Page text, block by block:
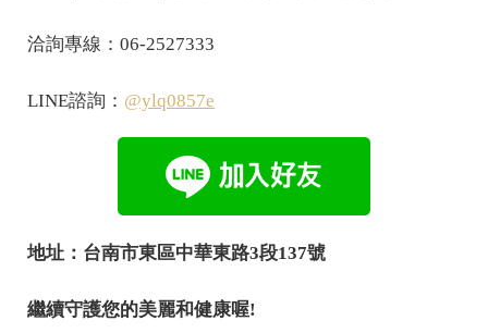
洽詢專線：06-2527333
LINE諮詢： @ylq0857e
地址：台南市東區中華東路3段137號
繼續守護您的美麗和健康喔!